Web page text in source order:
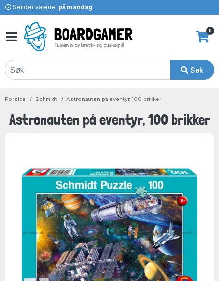
Sender varene: på mandag
Søk
0
Forside Schmidt Astronauten på eventyr, 100 brikker
Astronauten på eventyr, 100 brikker